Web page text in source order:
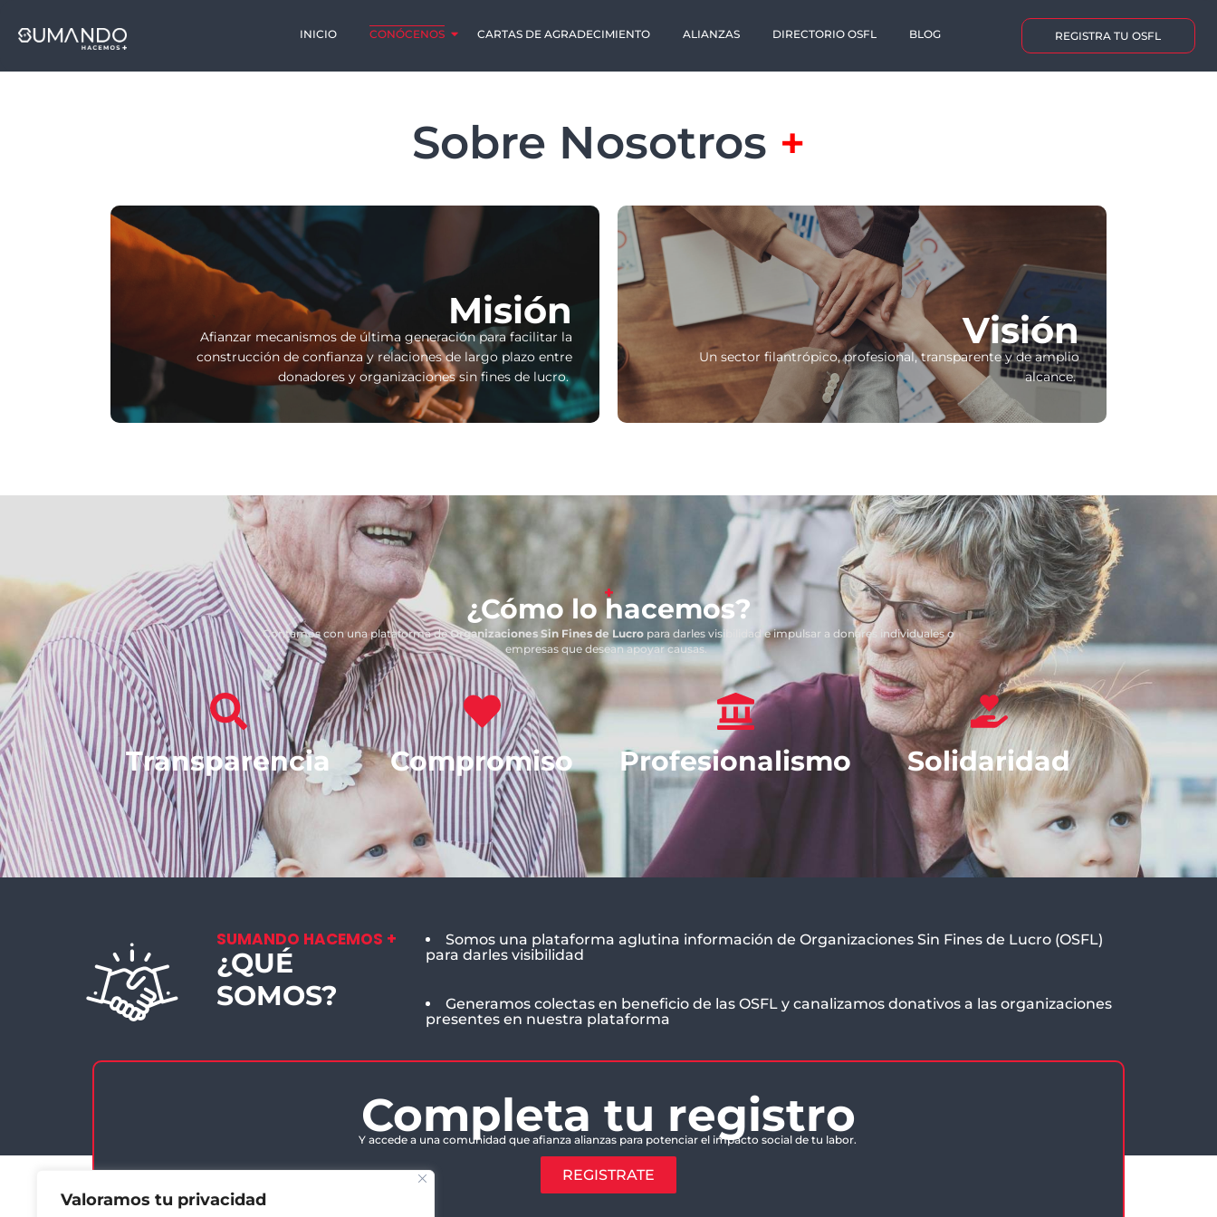
Valoramos tu privacidad
INICIO CONÓCENOS CARTAS DE AGRADECIMIENTO ALIANZAS DIRECTORIO OSFL BLOG REGISTRA TU OSFL
Sobre Nosotros +
Misión
Afianzar mecanismos de última generación para facilitar la
construcción de confianza y relaciones de largo plazo entre
donadores y organizaciones sin fines de lucro.
Visión
Un sector filantrópico, profesional, transparente y de amplio
alcance.
+
¿Cómo lo hacemos?
Contamos con una plataforma deOrganizaciones Sin Fines de Lucro para darles visibilidad e impulsar a donares individuales o
empresas que desean apoyar causas.
Transparencia Compromiso Profesionalismo Solidaridad
SUMANDO HACEMOS +
¿QUÉ
SOMOS?
Somos una plataforma aglutina información de Organizaciones Sin Fines de Lucro (OSFL)
para darles visibilidad
Generamos colectas en beneficio de las OSFL y canalizamos donativos a las organizaciones
presentes en nuestra plataforma
Completa tu registro
Y accede a una comunidad que afianza alianzas para potenciar el impacto social de tu labor.
REGISTRATE